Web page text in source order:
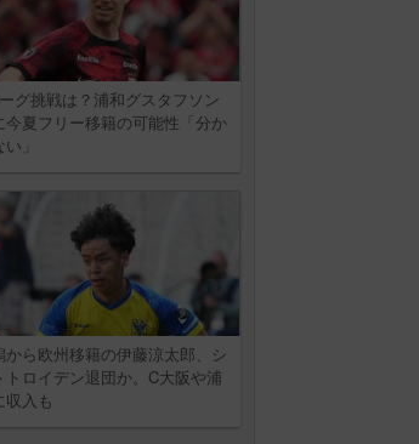
グ挑戦は？浦和グスタフソン
今夏フリー移籍の可能性「分か
」
から欧州移籍の伊藤涼太郎、シ
トロイデン退団か。C大阪や浦
収入も